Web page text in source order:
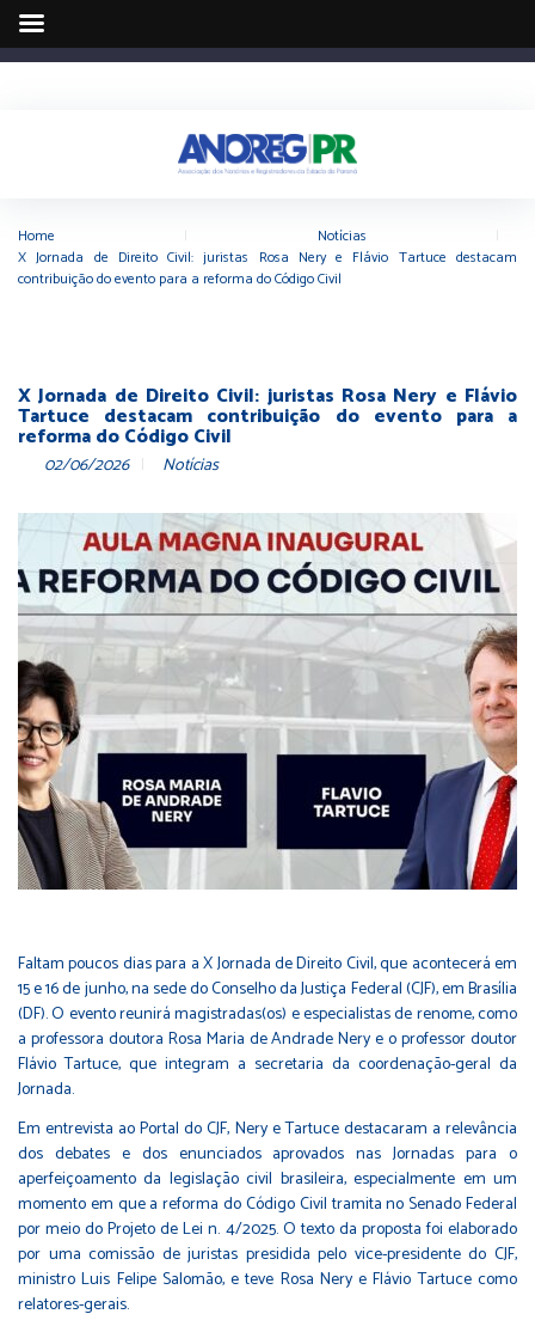
Home Notícias
X Jornada de Direito Civil: juristas Rosa Nery e Flávio Tartuce destacam
contribuição do evento para a reforma do Código Civil
X Jornada de Direito Civil: juristas Rosa Nery e Flávio
Tartuce destacam contribuição do evento para a
reforma do Código Civil
02/06/2026 Notícias
Faltam poucos dias para a X Jornada de Direito Civil, que acontecerá em
15 e 16 de junho, na sede do Conselho da Justiça Federal (CJF), em Brasília
(DF). O evento reunirá magistradas(os) e especialistas de renome, como
a professora doutora Rosa Maria de Andrade Nery e o professor doutor
Flávio Tartuce, que integram a secretaria da coordenação-geral da
Jornada.
Em entrevista ao Portal do CJF, Nery e Tartuce destacaram a relevância
dos debates e dos enunciados aprovados nas Jornadas para o
aperfeiçoamento da legislação civil brasileira, especialmente em um
momento em que a reforma do Código Civil tramita no Senado Federal
por meio doProjeto de Lei n. 4/2025. O texto da proposta foi elaborado
por uma comissão de juristas presidida pelo vice-presidente do CJF,
ministro Luis Felipe Salomão, e teve Rosa Nery e Flávio Tartuce como
relatores-gerais.